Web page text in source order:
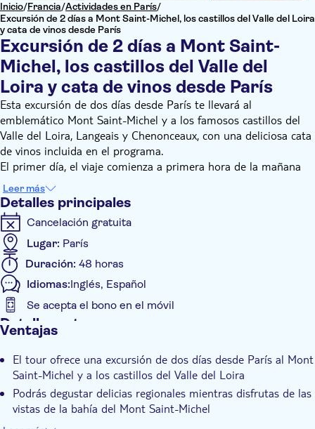
Inicio/Francia/Actividades en París/
Excursión de 2 días a Mont Saint-Michel, los castillos del Valle del Loira
y cata de vinos desde París
Excursión de 2 días a Mont Saint-
Michel, los castillos del Valle del
Loira y cata de vinos desde París
Esta excursión de dos días desde París te llevará al
emblemático Mont Saint-Michel y a los famosos castillos del
Valle del Loira, Langeais y Chenonceaux, con una deliciosa cata
de vinos incluida en el programa.
El primer día, el viaje comienza a primera hora de la mañana
con rumbo al Mont Saint-Michel. Hacia el mediodía, podrás
disfrutar de una comida repleta de delicias regionales mientras
contemplas las vistas de la bahía. A continuación, un guía te
acompañará mientras te adentras en las calles medievales del
lugar, sus encantadoras tiendas y sus imponentes murallas,
antes de ascender a la abadía encaramada en la cima. La
entrada a la abadía está incluida, lo que te permitirá explorar
este emblemático monumento a tu propio ritmo. Al caer la
tarde, te dirigirás a Angers para pasar la noche en un hotel
donde se servirá la cena.
El segundo día comienza tras el desayuno, cuando te
te permitirá admirar el exterior del castillo de Angers. La
primera parada es el Château de Langeais, donde una visita
guiada te descubrirá su torre del homenaje medieval y sus
interiores históricos, que cobran vida gracias a las figuras de
Leer más
Detalles principales
Cancelación gratuita
Lugar: París
Duración: 48 horas
Idiomas:Inglés, Español
Se acepta el bono en el móvil
Detalles extra
Distribuidor oficial
Entrada incluida
Visita guiada
Ventajas
El tour ofrece una excursión de dos días desde París al Mont
Saint-Michel y a los castillos del Valle del Loira
Podrás degustar delicias regionales mientras disfrutas de las
vistas de la bahía del Mont Saint-Michel